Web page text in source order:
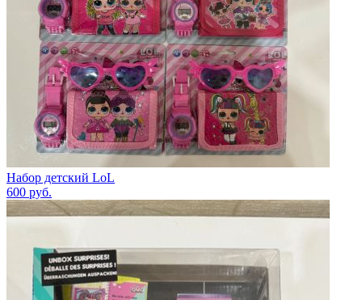
Набор детский LoL
600 руб.